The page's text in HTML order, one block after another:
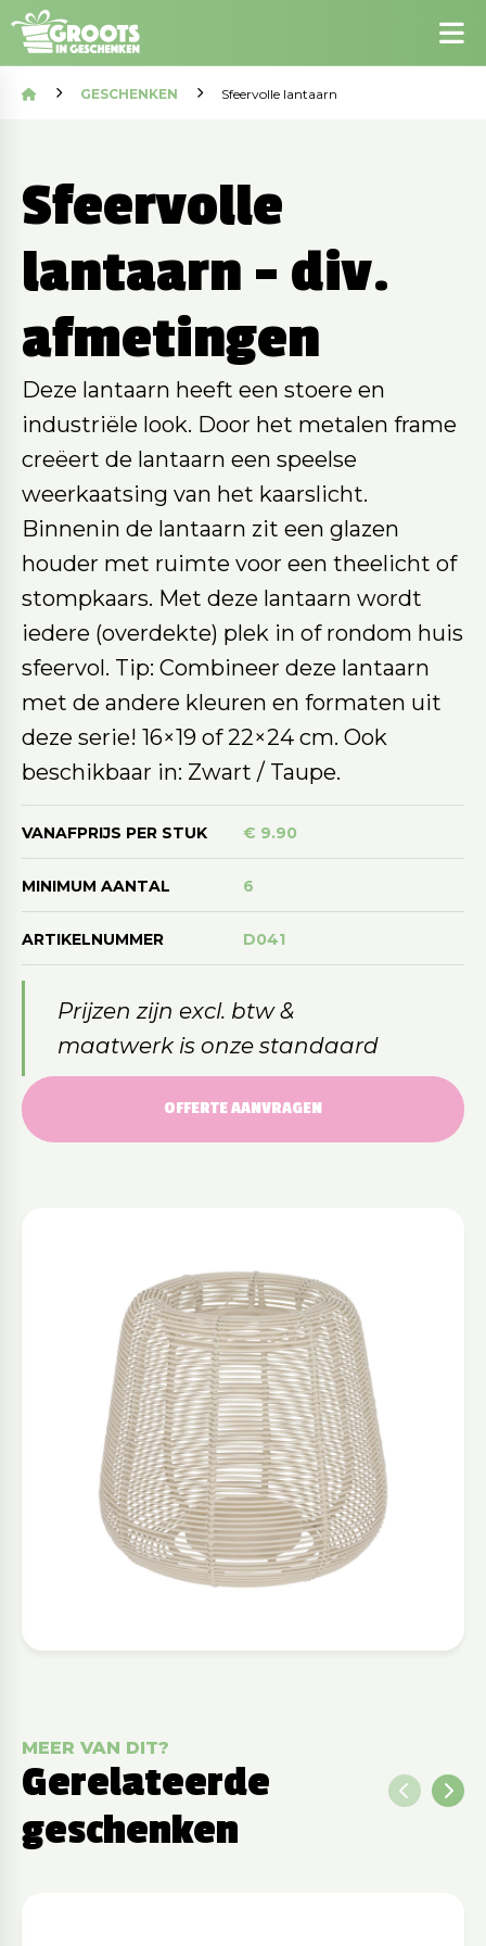
GESCHENKEN Sfeervolle lantaarn
Sfeervolle
lantaarn - div.
afmetingen
Deze lantaarn heeft een stoere en
industriële look. Door het metalen frame
creëert de lantaarn een speelse
weerkaatsing van het kaarslicht.
Binnenin de lantaarn zit een glazen
houder met ruimte voor een theelicht of
stompkaars. Met deze lantaarn wordt
iedere (overdekte) plek in of rondom huis
sfeervol. Tip: Combineer deze lantaarn
met de andere kleuren en formaten uit
deze serie! 16×19 of 22×24 cm. Ook
beschikbaar in: Zwart / Taupe.
VANAFPRIJS PER STUK € 9.90
MINIMUM AANTAL 6
ARTIKELNUMMER D041
Prijzen zijn excl. btw &
maatwerk is onze standaard
OFFERTE AANVRAGEN
MEER VAN DIT?
Gerelateerde
geschenken